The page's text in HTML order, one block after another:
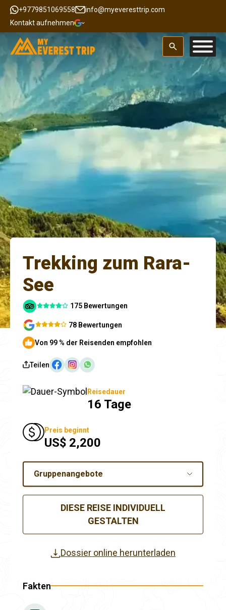
+9779851069558
info@myeveresttrip.com
Kontakt aufnehmen
Trekking zum Rara-
See
175 Bewertungen
78 Bewertungen
Von 99 % der Reisenden empfohlen
Teilen
Reisedauer
16 Tage
Preis beginnt
US$ 2,200
Gruppenangebote
DIESE REISE INDIVIDUELL
GESTALTEN
Dossier online herunterladen
Fakten